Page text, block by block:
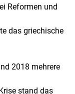
Reformen und
das griechische
2018 mehrere
stand das